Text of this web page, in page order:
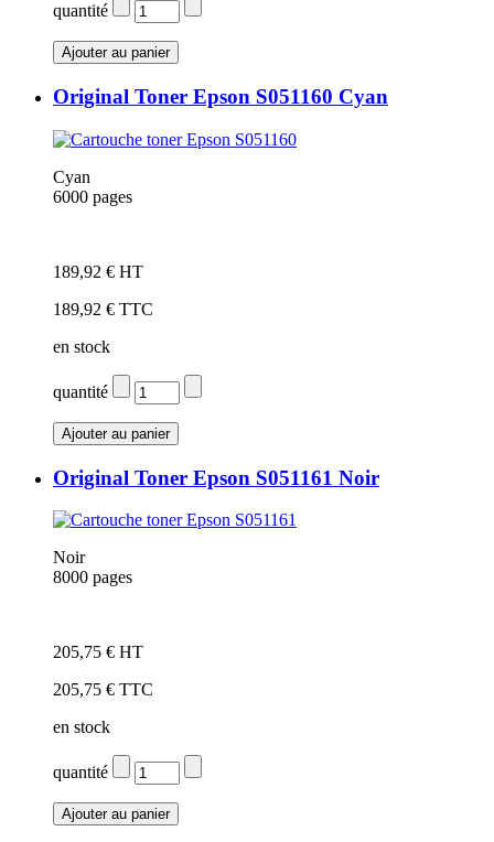
quantité
Original Toner Epson S051160 Cyan
Cyan
6000 pages
189,92 € HT
189,92 € TTC
en stock
quantité
Original Toner Epson S051161 Noir
Noir
8000 pages
205,75 € HT
205,75 € TTC
en stock
quantité